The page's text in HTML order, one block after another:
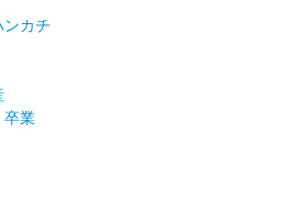
ンカチ
卒業